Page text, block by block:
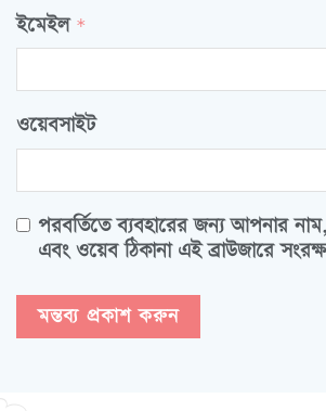
ইমেইল *
ওয়েবসাইট
পরবর্তিতে ব্যবহারের জন্য আপনার
এবং ওয়েব ঠিকানা এই ব্রাউজারে